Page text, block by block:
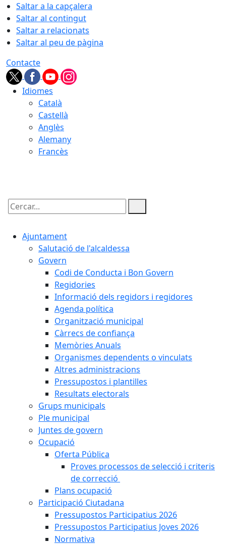
Saltar a la capçalera
Saltar al contingut
Saltar a relacionats
Saltar al peu de pàgina
Contacte
Idiomes
Català
Castellà
Anglès
Alemany
Francès
Cercar:
Ajuntament
Salutació de l'alcaldessa
Govern
Codi de Conducta i Bon Govern
Regidories
Informació dels regidors i regidores
Agenda política
Organització municipal
Càrrecs de confiança
Memòries Anuals
Organismes dependents o vinculats
Altres administracions
Pressupostos i plantilles
Resultats electorals
Grups municipals
Ple municipal
Juntes de govern
Ocupació
Oferta Pública
Proves processos de selecció i criteris
de correcció
Plans ocupació
Participació Ciutadana
Pressupostos Participatius 2026
Pressupostos Participatius Joves 2026
Normativa